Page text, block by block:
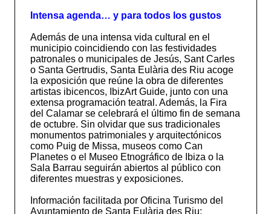
Intensa agenda… y para todos los gustos
Además de una intensa vida cultural en el
municipio coincidiendo con las festividades
patronales o municipales de Jesús, Sant Carles
o Santa Gertrudis, Santa Eulària des Riu acoge
la exposición que reúne la obra de diferentes
artistas ibicencos, IbizArt Guide, junto con una
extensa programación teatral. Además, la Fira
del Calamar se celebrará el último fin de semana
de octubre. Sin olvidar que sus tradicionales
monumentos patrimoniales y arquitectónicos
como Puig de Missa, museos como Can
Planetes o el Museo Etnográfico de Ibiza o la
Sala Barrau seguirán abiertos al público con
diferentes muestras y exposiciones.
Información facilitada por Oficina Turismo del
Ayuntamiento de Santa Eulària des Riu: